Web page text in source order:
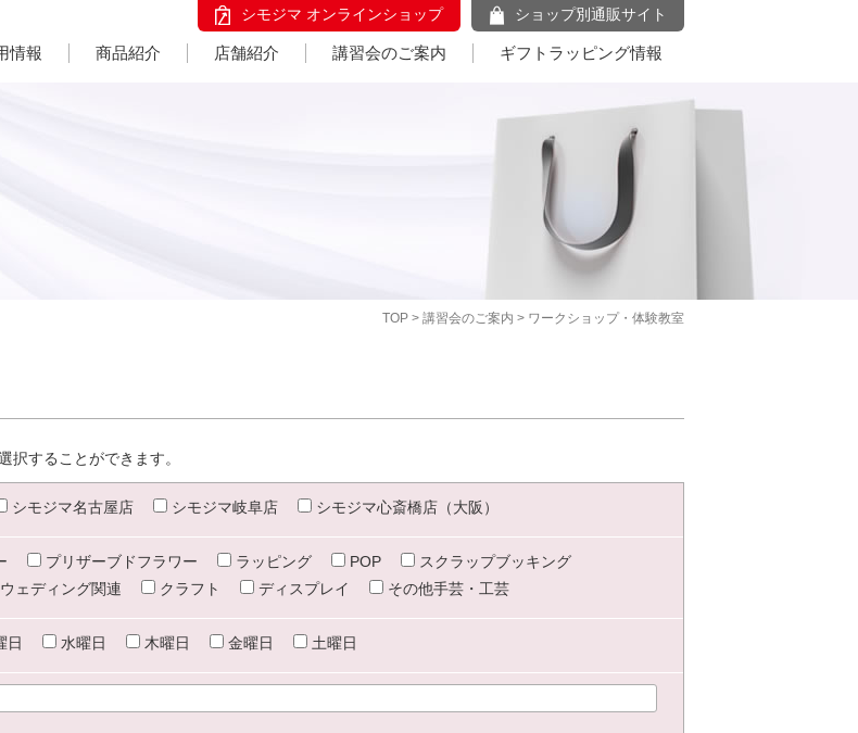
シモジマ オンラインショップ ショップ別通販サイト
情報 商品紹介 店舗紹介 講習会のご案内 ギフトラッピング情報
TOP > 講習会のご案内 > ワークショップ・体験教室
択することができます。
シモジマ名古屋店 シモジマ岐阜店 シモジマ心斎橋店（大阪）
プリザーブドフラワー ラッピング POP
スクラップブッキング
ウェディング関連 クラフト ディスプレイ その他手芸・工芸
日 水曜日 木曜日 金曜日 土曜日